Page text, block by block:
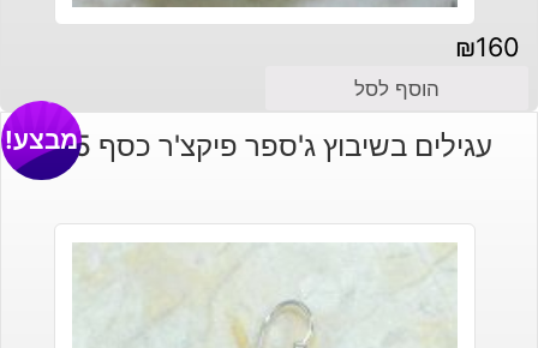
₪160
הוסף לסל
עגילים בשיבוץ ג'ספר פיקצ'ר כסף 925 מבצע!